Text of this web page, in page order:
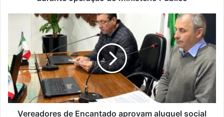
Ministério
Vereadores
Encantado
aprovam
aluguel
social
às
famílias
atingidas
pelaVereadores de Encantado aprovam aluguel social